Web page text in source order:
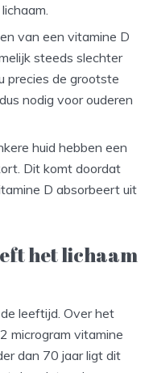
van een vitamine D
steeds slechter
precies de grootste
nodig voor ouderen
huid hebben een
Dit komt doordat
D absorbeert uit
het lichaam
leeftijd. Over het
microgram vitamine
dan 70 jaar ligt dit